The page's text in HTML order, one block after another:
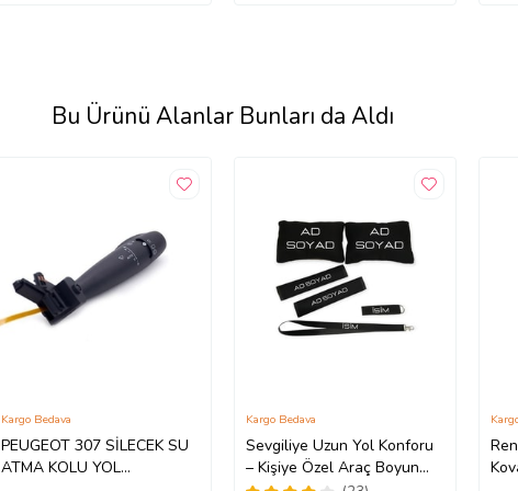
Bu Ürünü Alanlar Bunları da Aldı
PEUGEOT 307 SİLECEK SU
ATMA KOLU YOL
Kargo Bedava
Sevgiliye Uzun Yol Konforu
– Kişiye Özel Araç Boyun
Kargo Bedava